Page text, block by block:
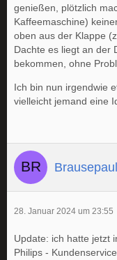
genießen, plötzlich
Kaffeemaschine)
oben aus der Klappe
Dachte es liegt an der
bekommen, ohne
Ich bin nun irgendwie
vielleicht jemand eine
28. Januar 2024 um 23:55
Update: ich hatte jetzt
Philips -